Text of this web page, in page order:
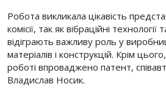
Робота викликала цікавість
комісії, так як вібраційні
відіграють важливу роль у
матеріалів і конструкцій. Крім
роботі впроваджено патент,
Владислав Носик.